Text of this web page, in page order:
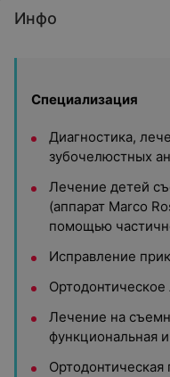
Инфо
Специализация
Диагностика,
зубочелюстных
Лечение детей
(аппарат Marco
помощью
Исправление
Лечение на
функциональная
Ортодонтическая